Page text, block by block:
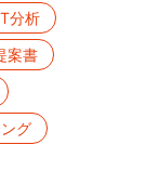
分析
案書
グ